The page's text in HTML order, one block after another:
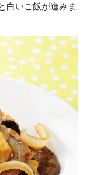
白いご飯が進みま